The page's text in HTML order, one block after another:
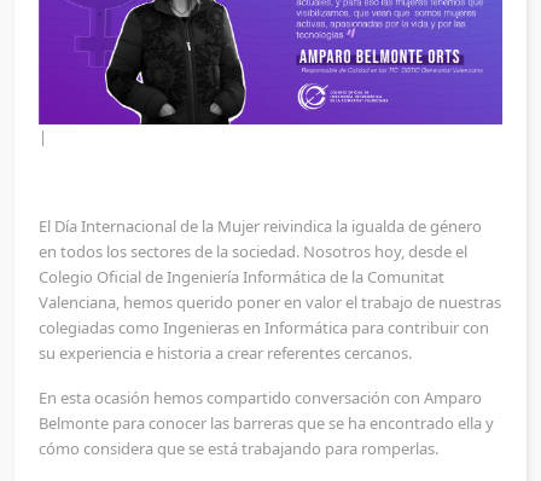
|
El Día Internacional de la Mujer reivindica la igualda de género
en todos los sectores de la sociedad. Nosotros hoy, desde el
Colegio Oficial de Ingeniería Informática de la Comunitat
Valenciana, hemos querido poner en valor el trabajo de nuestras
colegiadas como Ingenieras en Informática para contribuir con
su experiencia e historia a crear referentes cercanos.
En esta ocasión hemos compartido conversación con Amparo
Belmonte para conocer las barreras que se ha encontrado ella y
cómo considera que se está trabajando para romperlas.